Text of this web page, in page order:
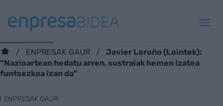
ENPRESAK GAUR
Javier Loroño (Lointek):
“Nazioartean hedatu arren, sustraiak hemen izatea
funtsezkoa izan da"
ENPRESAK GAUR